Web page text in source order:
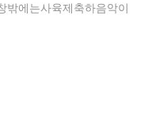
밖에는사육제축하음악이